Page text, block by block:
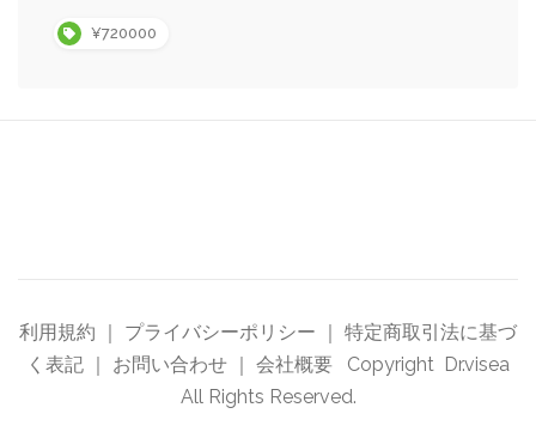
¥720000
利用規約 ｜ プライバシーポリシー ｜ 特定商取引法に基づ
く表記 ｜ お問い合わせ ｜ 会社概要 Copyright Dr.visea
All Rights Reserved.